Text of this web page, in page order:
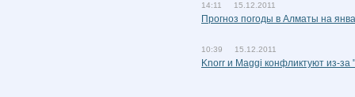
14:11 15.12.2011
Прогноз погоды в Алматы на
10:39 15.12.2011
Knorr и Maggi конфликтуют из-за